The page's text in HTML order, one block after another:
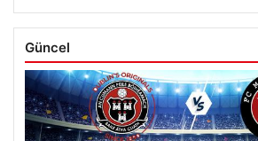
Güncel